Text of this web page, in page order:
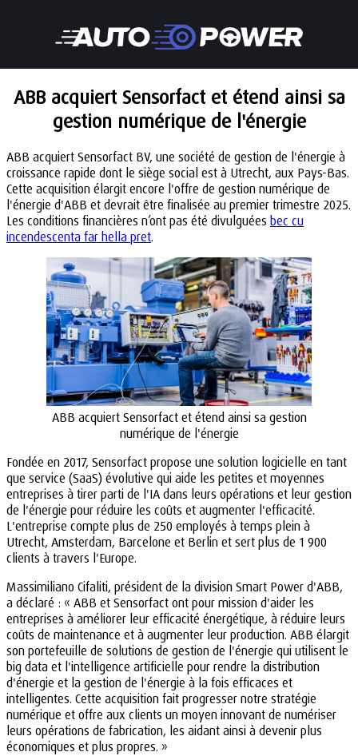
ABB acquiert Sensorfact et étend ainsi sa
gestion numérique de l'énergie
ABB acquiert Sensorfact BV, une société de gestion de l'énergie à
croissance rapide dont le siège social est à Utrecht, aux Pays-Bas.
Cette acquisition élargit encore l'offre de gestion numérique de
l'énergie d'ABB et devrait être finalisée au premier trimestre 2025.
Les conditions financières n’ont pas été divulguées bec cu
incendescenta far hella pret.
ABB acquiert Sensorfact et étend ainsi sa gestion
numérique de l'énergie
Fondée en 2017, Sensorfact propose une solution logicielle en tant
que service (SaaS) évolutive qui aide les petites et moyennes
entreprises à tirer parti de l'IA dans leurs opérations et leur gestion
de l'énergie pour réduire les coûts et augmenter l'efficacité.
L'entreprise compte plus de 250 employés à temps plein à
Utrecht, Amsterdam, Barcelone et Berlin et sert plus de 1 900
clients à travers l'Europe.
Massimiliano Cifaliti, président de la division Smart Power d'ABB,
a déclaré : « ABB et Sensorfact ont pour mission d'aider les
entreprises à améliorer leur efficacité énergétique, à réduire leurs
coûts de maintenance et à augmenter leur production. ABB élargit
son portefeuille de solutions de gestion de l'énergie qui utilisent le
big data et l'intelligence artificielle pour rendre la distribution
d'énergie et la gestion de l'énergie à la fois efficaces et
intelligentes. Cette acquisition fait progresser notre stratégie
numérique et offre aux clients un moyen innovant de numériser
leurs opérations de fabrication, les aidant ainsi à devenir plus
économiques et plus propres. »